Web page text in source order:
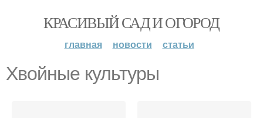
КРАСИВЫЙ САД И ОГОРОД
главная новости статьи
Хвойные культуры